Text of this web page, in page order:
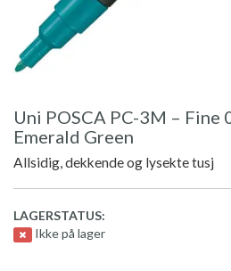
Uni POSCA PC-3M – Fine
Emerald Green
Allsidig, dekkende og lysekte tusj
LAGERSTATUS:
Ikke på lager